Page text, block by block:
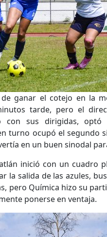
ganar el cotejo en la
tarde, pero el
con sus dirigidas,
turno ocupó el segundo
en un buen sinodal
inició con un cuadro
la salida de las azules,
pero Química hizo su
ponerse en ventaja.